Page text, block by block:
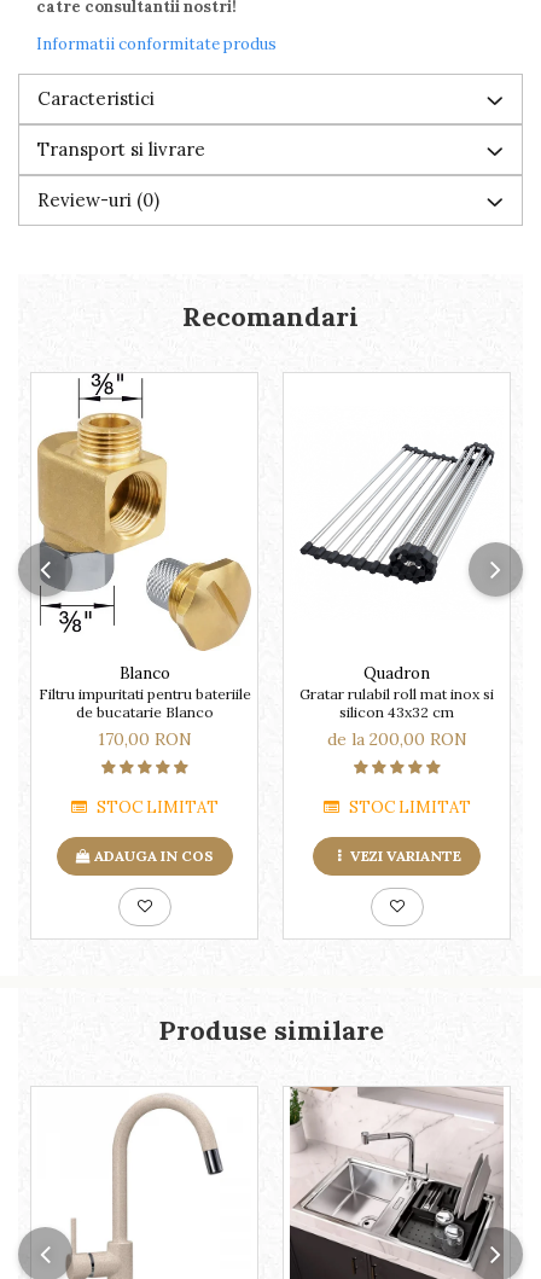
catre consultantii nostri!
Informatii conformitate produs
Caracteristici
Transport si livrare
Review-uri (0)
Recomandari
Blanco
Filtru impuritati pentru bateriile
de bucatarie Blanco
170,00 RON
STOC LIMITAT
ADAUGA IN COS
Quadron
Gratar rulabil roll mat inox si
silicon 43x32 cm
de la 200,00 RON
STOC LIMITAT
VEZI VARIANTE
Produse similare